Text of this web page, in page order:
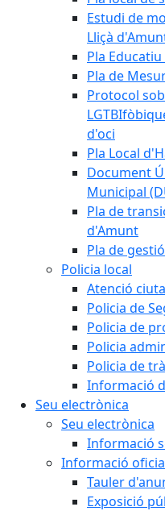
Estudi de
Lliçà
Pla
Pla de
Protocol
d'oci
Pla Local
Document
Municipal
Pla de
d'Amunt
Pla de
Policia local
Atenció
Policia de
Policia de
Policia
Policia de
Informació
Seu electrònica
Seu electrònica
Informació
Informació
Tauler
Exposició